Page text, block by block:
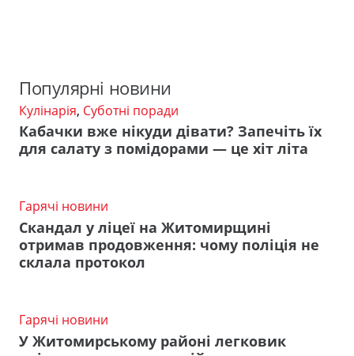
Популярні новини
Кулінарія, Суботні поради
Кабачки вже нікуди дівати? Запечіть їх
для салату з помідорами — це хіт літа
Гарячі новини
Скандал у ліцеї на Житомирщині
отримав продовження: чому поліція не
склала протокол
Гарячі новини
У Житомирському районі легковик